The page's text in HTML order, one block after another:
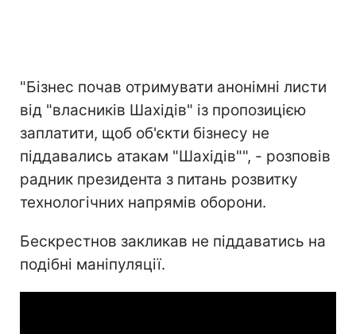
"Бізнес почав отримувати анонімні листи
від "власників Шахідів" із пропозицією
заплатити, щоб об'єкти бізнесу не
піддавались атакам "Шахідів"", - розповів
радник президента з питань розвитку
технологічних напрямів оборони.
Бескрестнов закликав не піддаватись на
подібні маніпуляції.